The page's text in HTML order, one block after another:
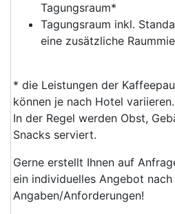
Tagungsraum*
Tagungsraum inkl.
eine zusätzliche
* die Leistungen der
können je nach Hotel variieren.
In der Regel werden Obst,
Snacks serviert.
Gerne erstellt Ihnen auf
ein individuelles Angebot nach
Angaben/Anforderungen!